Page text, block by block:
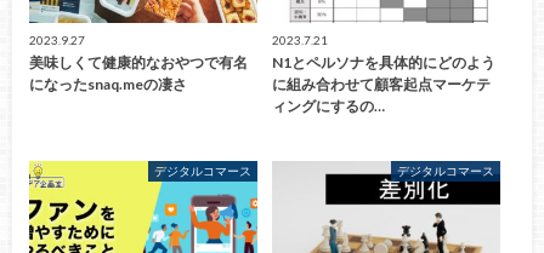
2023.9.27
美味しくて健康的なおやつで有名
になったsnaq.meの凄さ
2023.7.21
N1とペルソナを具体的にどのよう
に組み合わせて顧客起点マーケテ
ィングにするの…
デジタルコマース デジタルコマース